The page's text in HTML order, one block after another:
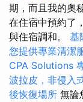
期，而且我的奧
在住宿中預約了
與住宿調和。 基
您提供專業清潔
CPA Solutions
波拉皮，非侵入
後恢復場所 無論